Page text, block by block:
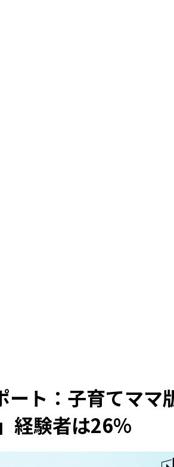
ート：子育てマ
経験者は26%